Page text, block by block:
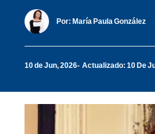
Por: María Paula González
10 de Jun, 2026 Actualizado: 10 De